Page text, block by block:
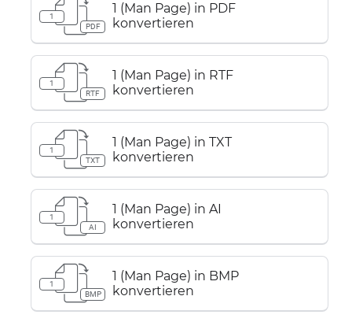
1
PDF
1 (Man Page) in PDF
konvertieren
1
RTF
1 (Man Page) in RTF
konvertieren
1
TXT
1 (Man Page) in TXT
konvertieren
1
AI
1 (Man Page) in AI
konvertieren
1
BMP
1 (Man Page) in BMP
konvertieren